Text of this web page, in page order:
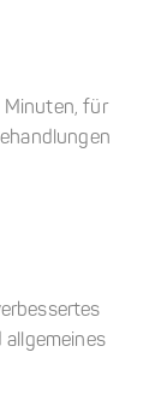
Minuten, für